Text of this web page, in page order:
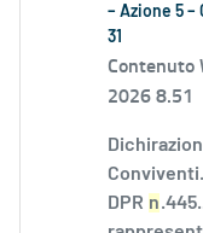
– Azione 5
31
Contenuto
2026 8.51
DPR n